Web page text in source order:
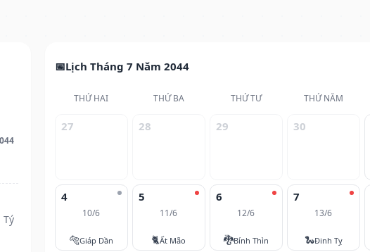
Tý
Lịch Tháng 7 Năm 2044
THỨ HAI THỨ BA THỨ TƯ THỨ NĂM
27 28 29 30
4
10/6
🐅Giáp Dần
5
11/6
🐈Ất Mão
6
12/6
🐉Bính Thìn
7
13/6
🐍Đinh Tỵ